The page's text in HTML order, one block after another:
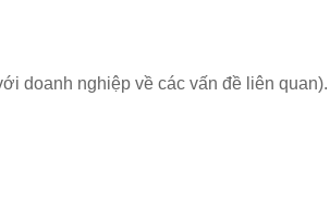
doanh nghiệp về các vấn đề liên quan).